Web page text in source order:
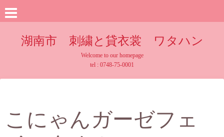
湖南市 刺繍と貸衣裳 ワタハン
Welcome to our homepage
tel : 0748-75-0001
こにゃんガーゼフェ